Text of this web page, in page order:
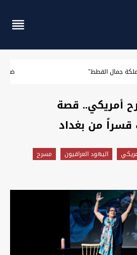
تتوج "ملكة جمال القطط"
أمريكي.. قصة
من بغداد
اليهود العراقيون
مسرح